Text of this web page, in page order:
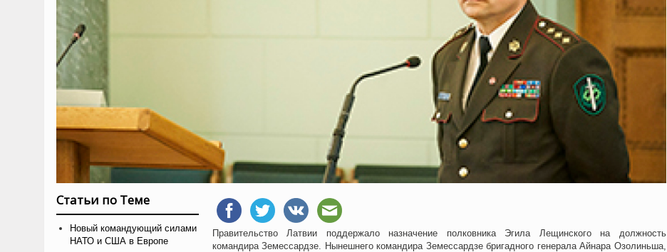
Статьи по Теме
Новый командующий силами
НАТО и США в Европе
Правительство Латвии поддержало назначение полковника Эгила Лещинского на должность
командира Земессардзе. Нынешнего командира Земессардзе бригадного генерала Айнара Озолиньша,